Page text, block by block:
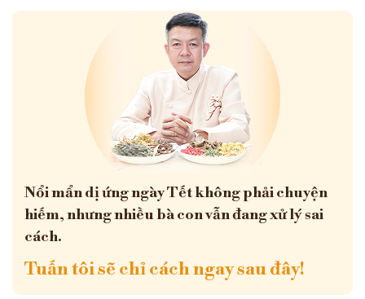
Nổi mẩn dị ứng ngày Tết không phải chuyện
hiếm, nhưng nhiều bà con vẫn đang xử lý sai
cách.
Tuấn tôi sẽ chỉ cách ngay sau đây!